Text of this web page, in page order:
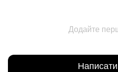
Додайте
Написати